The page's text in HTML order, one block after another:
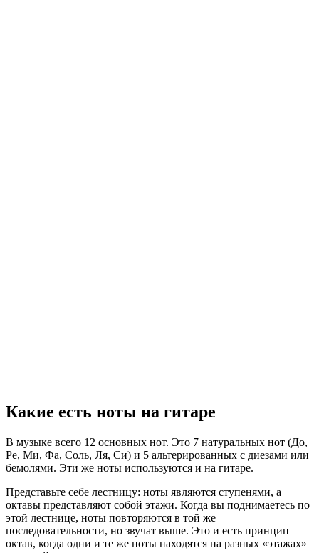
Какие есть ноты на гитаре
В музыке всего 12 основных нот. Это 7 натуральных нот (До,
Ре, Ми, Фа, Соль, Ля, Си) и 5 альтерированных с диезами или
бемолями. Эти же ноты используются и на гитаре.
Представьте себе лестницу: ноты являются ступенями, а
октавы представляют собой этажи. Когда вы поднимаетесь по
этой лестнице, ноты повторяются в той же
последовательности, но звучат выше. Это и есть принцип
октав, когда одни и те же ноты находятся на разных «этажах»